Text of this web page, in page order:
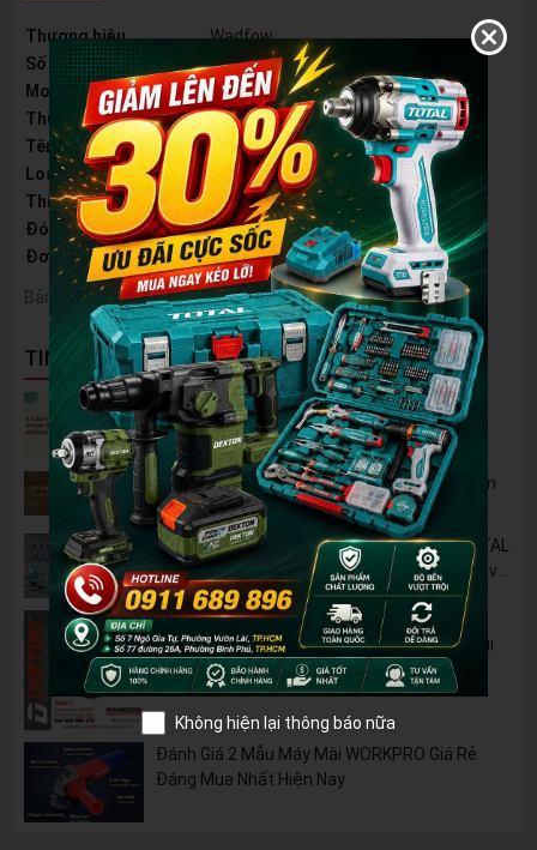
Bảng thông số
Thương hiệu
Wadfow
Số định danh mặt hàng58431
Model
WYZ1K02
Thương hiệu
Wadfow
Tên tiếng Anh
Cycling Sunglasses
Loại kính
Phân cực UV400
Thích hợp sử dụng
Đi xe đạp, di chuyển ngoài trời
Đóng gói
Vỉ đôi
Đơn vị sản phẩm
cái
TIN NỔI BẬT
5 Cách Tận Dụng Máy Phun Xịt Áp Lực Cao
Không Chỉ Để Rửa Xe
Tủ Dụng Cụ CSPS: Giải Pháp Sắp Xếp Chuyên
Nghiệp Cho Mọi Xưởng Cơ Khí
🔋 Đột Phá Công Nghệ: Pin Lithium 42V TOTAL
B42M – Giải Pháp Thay Thế Máy Dùng Điện và
Nhiên Liệu
Pin 2Ah Chân Phổ Thông Dekton M21-
B2065PLUS - GỌN NHẸ, TIỆN LỢI đã về hàng!!!
Đánh Giá 2 Mẫu Máy Mài WORKPRO Giá Rẻ
Đáng Mua Nhất Hiện Nay
Không hiện lại thông báo nữa